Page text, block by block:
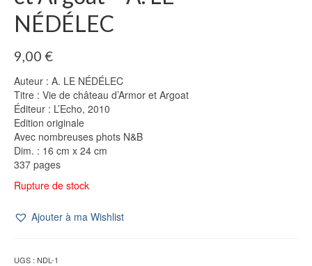
NÉDÉLEC
9,00 €
Auteur : A. LE NÉDÉLEC
Titre : Vie de château d’Armor et Argoat
Éditeur : L’Echo, 2010
Edition originale
Avec nombreuses phots N&B
Dim. : 16 cm x 24 cm
337 pages
Rupture de stock
Ajouter à ma Wishlist
UGS : NDL-1